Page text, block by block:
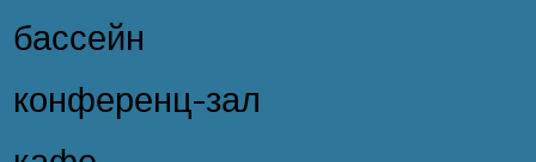
бассейн
конференц-зал